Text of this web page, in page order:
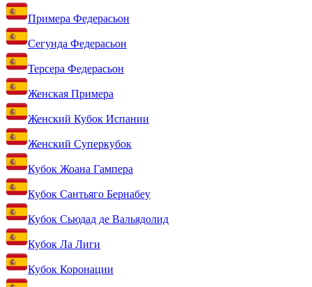
Примера Федерасьон
Сегунда Федерасьон
Терсера Федерасьон
Женская Примера
Женский Кубок Испании
Женский Суперкубок
Кубок Жоана Гампера
Кубок Сантьяго Бернабеу
Кубок Сьюдад де Вальядолид
Кубок Ла Лиги
Кубок Коронации